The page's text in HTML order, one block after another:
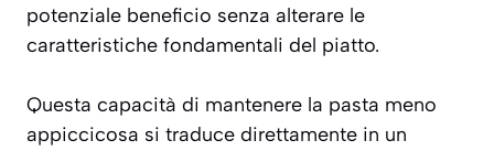
potenziale beneficio senza alterare le
caratteristiche fondamentali del piatto.
Questa capacità di mantenere la pasta meno
appiccicosa si traduce direttamente in un